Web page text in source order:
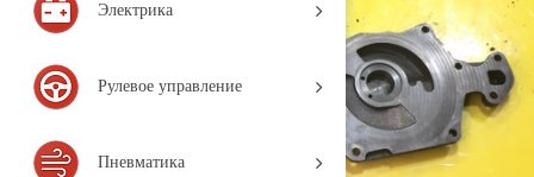
Электрика
Рулевое управление
Пневматика